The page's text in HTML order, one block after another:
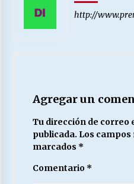
http://
Agregar un
Tu dirección de correo
publicada. Los
marcados *
Comentario *